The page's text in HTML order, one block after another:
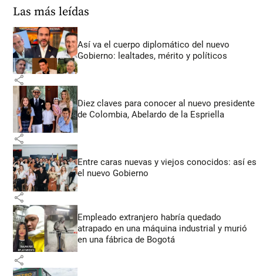
Las más leídas
Así va el cuerpo diplomático del nuevo
Gobierno: lealtades, mérito y políticos
share
Diez claves para conocer al nuevo presidente
de Colombia, Abelardo de la Espriella
share
Entre caras nuevas y viejos conocidos: así es
el nuevo Gobierno
share
Empleado extranjero habría quedado
atrapado en una máquina industrial y murió
en una fábrica de Bogotá
share